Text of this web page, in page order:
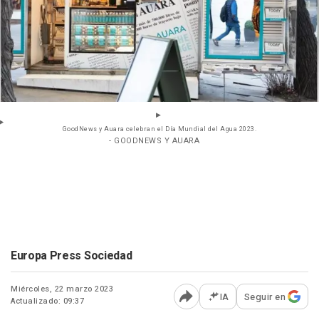
GoodNews y Auara celebran el Día Mundial del Agua 2023.
- GOODNEWS Y AUARA
Europa Press Sociedad
Miércoles, 22 marzo 2023
Actualizado: 09:37
Abrir opciones para
IA Seguir en